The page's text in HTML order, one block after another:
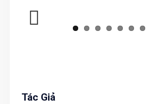
Tác Giả